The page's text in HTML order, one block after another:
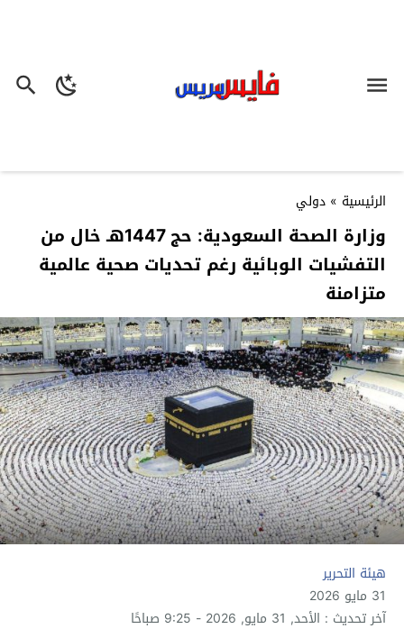
الرئيسية » دولي
وزارة الصحة السعودية: حج 1447هـ خال من
التفشيات الوبائية رغم تحديات صحية عالمية
متزامنة
هيئة التحرير
31 مايو 2026
آخر تحديث : الأحد, 31 مايو, 2026 - 9:25 صباحًا